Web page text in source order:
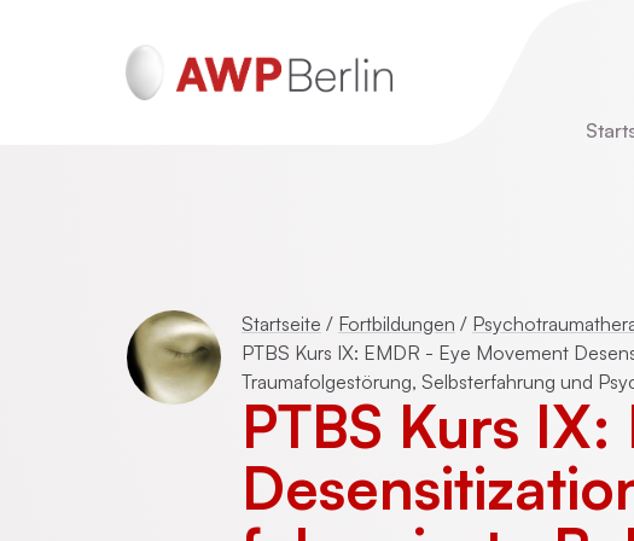
(DeGPT)
Mentalisierungsbasierte Psychotherapie
Schematherapie
Startseite / Fortbildungen /
PTBS Kurs IX: EMDR - Eye Movement
Traumafolgestörung, Selbsterfahrung und
PTBS Kurs